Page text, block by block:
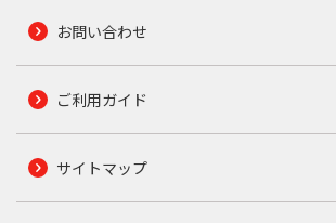
お問い合わせ
ご利用ガイド
サイトマップ